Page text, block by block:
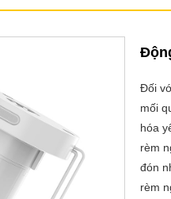
Đối
mối
hóa
rèm
đón
rèm